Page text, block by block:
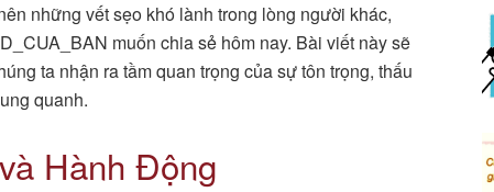
những vết sẹo khó lành trong lòng người khác,
muốn chia sẻ hôm nay. Bài viết này sẽ
ta nhận ra tầm quan trọng của sự tôn trọng, thấu
quanh.
Hành Động